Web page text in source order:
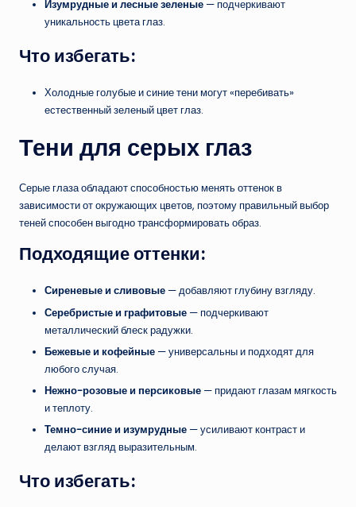
Изумрудные и лесные зеленые — подчеркивают
уникальность цвета глаз.
Что избегать:
Холодные голубые и синие тени могут «перебивать»
естественный зеленый цвет глаз.
Тени для серых глаз
Серые глаза обладают способностью менять оттенок в
зависимости от окружающих цветов, поэтому правильный выбор
теней способен выгодно трансформировать образ.
Подходящие оттенки:
Сиреневые и сливовые — добавляют глубину взгляду.
Серебристые и графитовые — подчеркивают
металлический блеск радужки.
Бежевые и кофейные — универсальны и подходят для
любого случая.
Нежно-розовые и персиковые — придают глазам мягкость
и теплоту.
Темно-синие и изумрудные — усиливают контраст и
делают взгляд выразительным.
Что избегать: